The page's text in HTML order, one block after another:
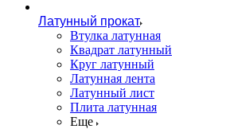
Латунный прокат
Втулка латунная
Квадрат латунный
Круг латунный
Латунная лента
Латунный лист
Плита латунная
Еще